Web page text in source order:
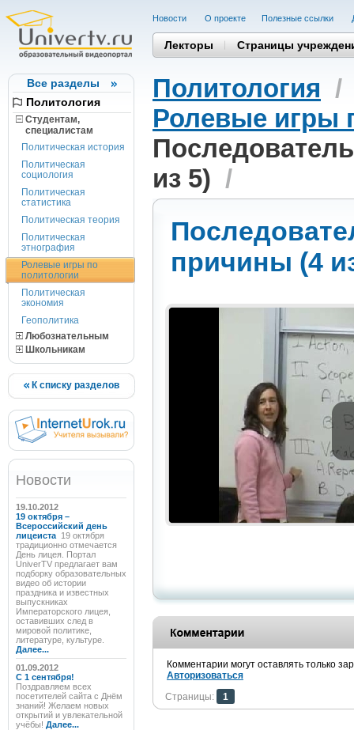
Все разделы
Политология
Студентам,
cпециалистам
Политическая история
Политическая
социология
Политическая
статистика
Политическая теория
Политическая
этнография
Ролевые игры по
политологии
Политическая
экономия
Геополитика
Любознательным
Школьникам
К списку разделов
Новости
19.10.2012
19 октября –
Всероссийский день
лицеиста 19 октября
традиционно отмечается
День лицея. Портал
UniverTV предлагает вам
подборку образовательных
видео об истории
праздника и известных
выпускниках
Императорского лицея,
оставивших след в
мировой политике,
литературе, культуре.
Далее...
01.09.2012
C 1 сентября!
Поздравляем всех
посетителей сайта с Днём
знаний! Желаем новых
открытий и увлекательной
учёбы! Далее...
Новости О проекте Полезные cсылки
Лекторы Страницы
Политология
Ролевые игры
из 5) /
причины (4
Комментарии могут оставлять только
Авторизоваться
Страницы:
1